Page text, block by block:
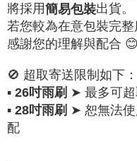
將採用簡易包裝出貨。
若您較為在意包裝完
感謝您的理解與配合 😊
🚫 超取寄送限制如下：
▪ 26吋雨刷 ➤ 最多可
▪ 28吋雨刷 ➤ 恕無法
配